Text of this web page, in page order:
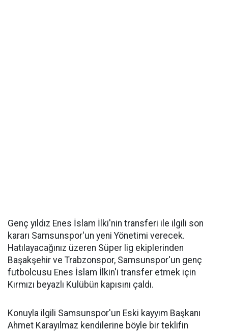
Genç yıldız Enes İslam İlki'nin transferi ile ilgili son
kararı Samsunspor'un yeni Yönetimi verecek.
Hatılayacağınız üzeren Süper lig ekiplerinden
Başakşehir ve Trabzonspor, Samsunspor'un genç
futbolcusu Enes İslam İlkin'i transfer etmek için
Kırmızı beyazlı Kulübün kapısını çaldı.
Konuyla ilgili Samsunspor'un Eski kayyım Başkanı
Ahmet Karayılmaz kendilerine böyle bir teklifin